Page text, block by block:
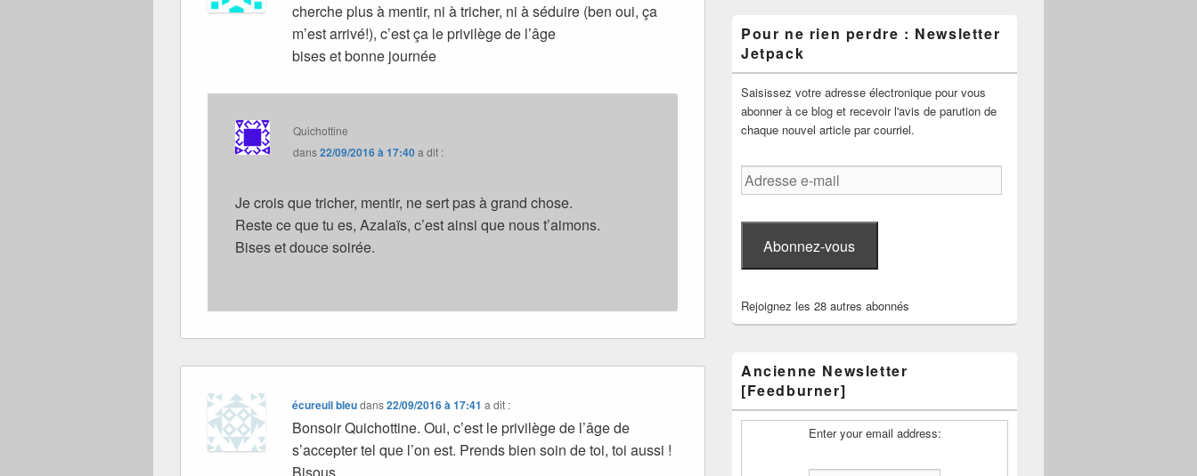
cherche plus à mentir, ni à tricher, ni à séduire (ben oui, ça
m’est arrivé!), c’est ça le privilège de l’âge
bises et bonne journée
Quichottine
dans22/09/2016 à 17:40a dit :
Je crois que tricher, mentir, ne sert pas à grand chose.
Reste ce que tu es, Azalaïs, c’est ainsi que nous t’aimons.
Bises et douce soirée.
écureuil bleudans22/09/2016 à 17:41 a dit :
Bonsoir Quichottine. Oui, c’est le privilège de l’âge de
s’accepter tel que l’on est. Prends bien soin de toi, toi aussi !
Pour ne rien perdre : Newsletter
Jetpack
Saisissez votre adresse électronique pour vous
abonner à ce blog et recevoir l'avis de parution de
chaque nouvel article par courriel.
Adresse
e-
Abonnez-vous
Rejoignez les 28 autres abonnés
Ancienne Newsletter
[Feedburner]
Enter your email address: